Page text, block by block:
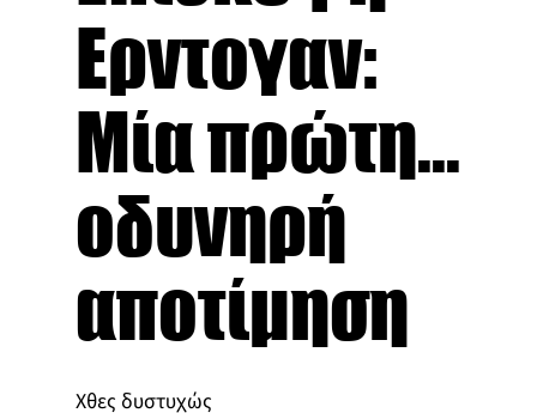
Ερντογαν:
Μία πρώτη...
οδυνηρή
αποτίμηση
Χθες δυστυχώς